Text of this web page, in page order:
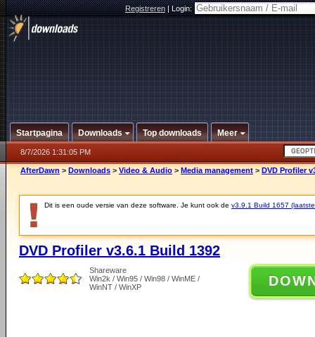
Registreren|Login:
Startpagina Downloads Top downloads Meer
8/7/2026 1:31:05 PM
AfterDawn > Downloads > Video & Audio > Media management > DVD Profiler
Dit is een oude versie van deze software. Je kunt ook de v3.9.1 Build 1657
DVD Profiler v3.6.1 Build 1392
Shareware
Win2k / Win95 / Win98 / WinME /
WinNT / WinXP